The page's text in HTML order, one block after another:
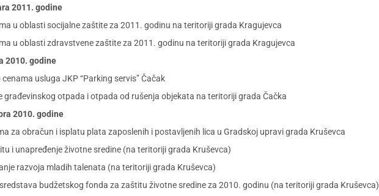
2011. godine
u oblasti socijalne zaštite za 2011. godinu na teritoriji grada Kragujevca
u oblasti zdravstvene zaštite za 2011. godinu na teritoriji grada Kragujevca
2010. godine
usluga JKP “Parking servis” Čačak
građevinskog otpada i otpada od rušenja objekata na teritoriji grada Čačka
2010. godine
za obračun i isplatu plata zaposlenih i postavljenih lica u Gradskoj upravi grada Kruševca
i unapređenje životne sredine (na teritoriji grada Kruševca)
razvoja mladih talenata (na teritoriji grada Kruševca)
budžetskog fonda za zaštitu životne sredine za 2010. godinu (na teritoriji grada Kruševca)